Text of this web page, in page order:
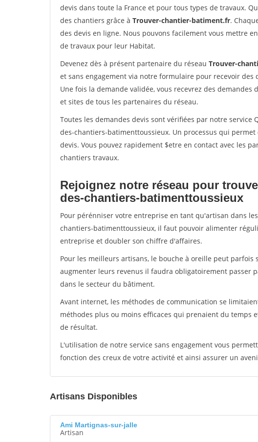
devis dans toute la France et pour tous types de travaux.
des chantiers grâce à Trouver-chantier-batiment.fr.
des devis en ligne. Nous pouvons facilement vous mettre
de travaux pour leur Habitat.
Devenez dès à présent partenaire du réseau Trouver-
et sans engagement via notre formulaire pour recevoir
Une fois la demande validée, vous recevrez des
et sites de tous les partenaires du réseau.
Toutes les demandes devis sont vérifiées par notre service
des-chantiers-batimenttoussieux. Un processus qui
devis. Vous pouvez rapidement $etre en contact avec les
chantiers travaux.
Rejoignez notre réseau pour
des-chantiers-batimenttoussieux
Pour pérénniser votre entreprise en tant qu'artisan dans
chantiers-batimenttoussieux, il faut pouvoir alimenter
entreprise et doubler son chiffre d'affaires.
Pour les meilleurs artisans, le bouche à oreille peut
augmenter leurs revenus il faudra obligatoirement passer
dans le secteur du bâtiment.
Avant internet, les méthodes de communication se
méthodes plus ou moins efficaces qui prenaient du temps
de résultat.
L'utilisation de notre service sans engagement vous
fonction des creux de votre activité et ainsi assurer un
Artisans Disponibles
Ami Martignas-sur-jalle
Artisan